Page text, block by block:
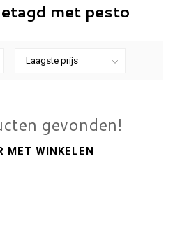
met pesto
gevonden!
MET WINKELEN